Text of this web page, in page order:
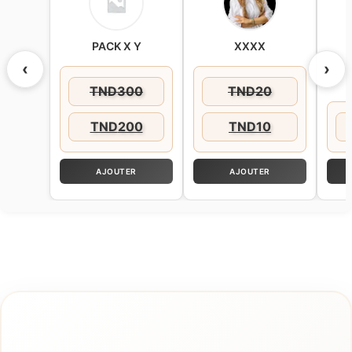
peau contre les dommages des radicaux
‹
PACK X Y
TND300
TND200
AJOUTER
XXXX
TND20
TND10
AJOUTER
›